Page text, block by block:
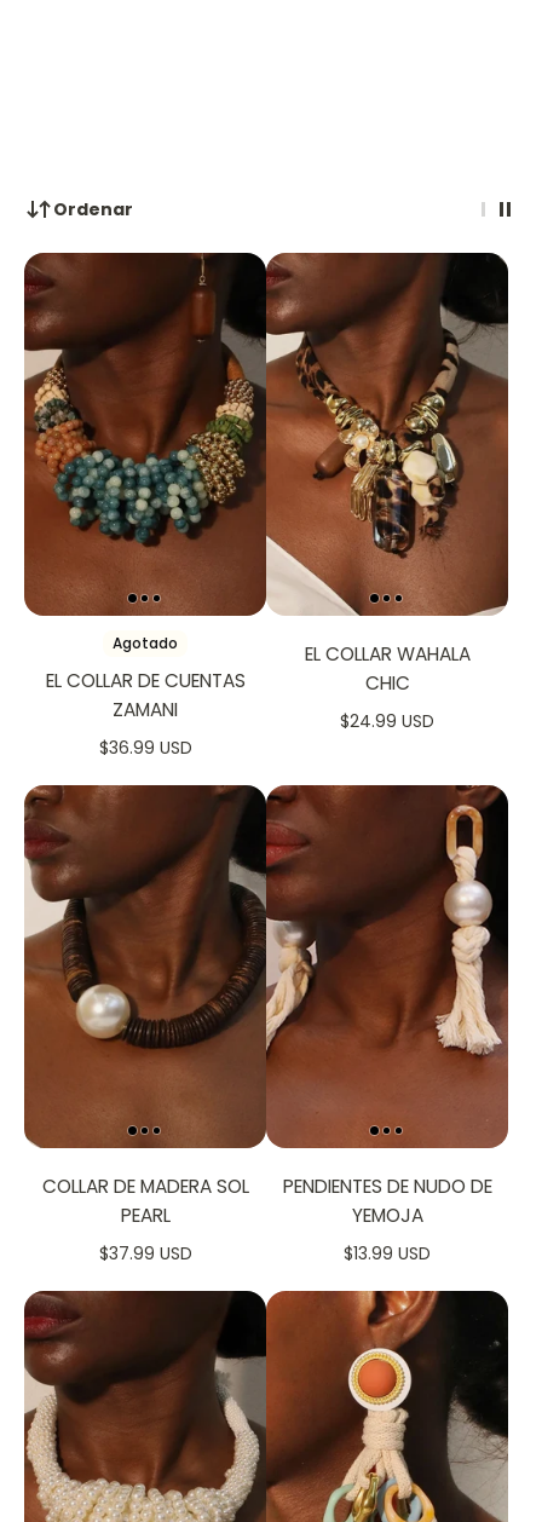
Ordenar
Agotado
EL COLLAR DE CUENTAS
ZAMANI
$36.99 USD
EL COLLAR WAHALA
CHIC
$24.99 USD
COLLAR DE MADERA SOL
PEARL
$37.99 USD
PENDIENTES DE NUDO DE
YEMOJA
$13.99 USD